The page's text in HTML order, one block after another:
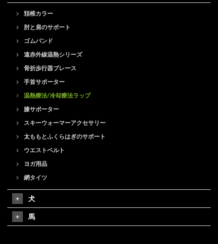
頚椎カラー
肘と肩のサポート
ゴムバンド
遠赤外線温熱シリーズ
骨折歩行器ブレース
手首サポーター
温熱療法/冷却療法ラップ
膝サポーター
スキーウォーマーアクセサリー
太ももとふくらはぎのサポート
ウエストベルト
ヨガ用品
網タイツ
犬
馬